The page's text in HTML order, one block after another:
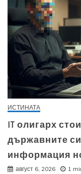
ИСТИНАТА
IT олигарх
държавните
информация
август 6, 2026 1